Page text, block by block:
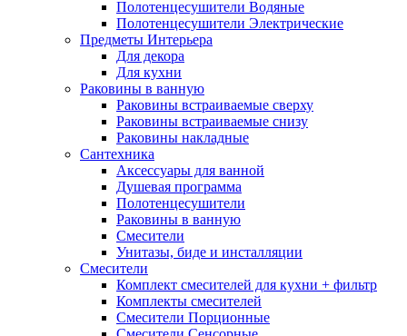
Полотенцесушители Водяные
Полотенцесушители Электрические
Предметы Интерьера
Для декора
Для кухни
Раковины в ванную
Раковины встраиваемые сверху
Раковины встраиваемые снизу
Раковины накладные
Сантехника
Аксессуары для ванной
Душевая программа
Полотенцесушители
Раковины в ванную
Смесители
Унитазы, биде и инсталляции
Смесители
Комплект смесителей для кухни + фильтр
Комплекты смесителей
Смесители Порционные